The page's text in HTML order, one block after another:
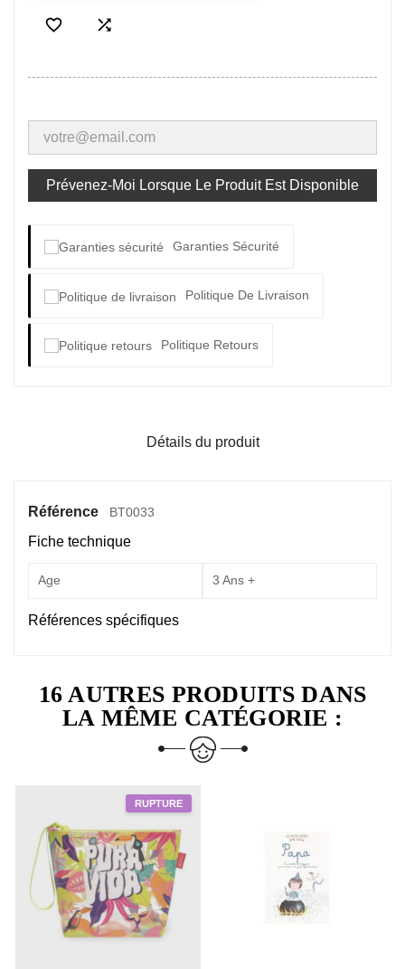
 
Prévenez-Moi Lorsque Le Produit Est Disponible
Garanties Sécurité
Politique De Livraison
Politique Retours
Détails du produit
Référence BT0033
Fiche technique
Age 3 Ans +
Références spécifiques
16 AUTRES PRODUITS DANS
LA MÊME CATÉGORIE :